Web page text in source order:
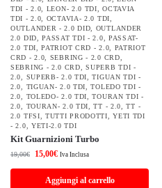
TDI - 2.0
LEON- 2.0 TDI ,OCTAVIA
TDI - 2.0
OCTAVIA- 2.0 TDI
OUTLANDER - 2.0 DID
OUTLANDER
2.0 DID ,PASSAT TDI - 2.0
PASSAT-
2.0 TDI ,PATRIOT CRD - 2.0
PATRIOT
CRD - 2.0
SEBRING - 2.0 CRD
SEBRING - 2.0 CRD ,SUPERB TDI -
2.0
SUPERB- 2.0 TDI ,TIGUAN TDI -
2.0
TIGUAN- 2.0 TDI ,TOLEDO TDI -
2.0
TOLEDO- 2.0 TDI ,TOURAN TDI -
2.0
TOURAN- 2.0 TDI ,TT - 2.0 ,TT -
2.0 TFSI ,TUTTI PRODOTTI ,YETI TDI
- 2.0
YETI-2.0 TDI
Kit Guarnizioni Turbo
19,00€ 15,00€ Iva Inclusa
Aggiungi al carrello